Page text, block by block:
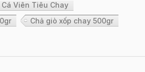
Cá Viên Tiêu Chay
Chả giò xốp chay 500gr